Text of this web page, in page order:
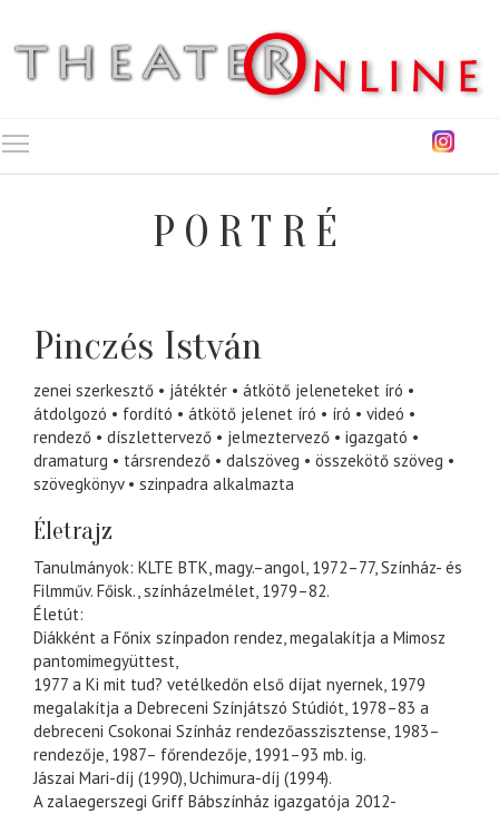
PORTRÉ
Pinczés István
zenei szerkesztő játéktér
átkötő jeleneteket író
átdolgozó
fordító átkötő jelenet író író
videó
rendező
díszlettervező jelmeztervező
igazgató
dramaturg
társrendező dalszöveg
összekötő szöveg
szövegkönyv
szinpadra alkalmazta
Életrajz
Tanulmányok: KLTE BTK, magy.–angol, 1972–77, Színház- és
Filmműv. Főisk., színházelmélet, 1979–82.
Életút:
Diákként a Főnix színpadon rendez, megalakítja a Mimosz
pantomimegyüttest,
1977 a Ki mit tud? vetélkedőn első díjat nyernek, 1979
megalakítja a Debreceni Színjátszó Stúdiót, 1978–83 a
debreceni Csokonai Színház rendezőasszisztense, 1983–
rendezője, 1987– főrendezője, 1991–93 mb. ig.
Jászai Mari-díj (1990), Uchimura-díj (1994).
A zalaegerszegi Griff Bábszínház igazgatója 2012-